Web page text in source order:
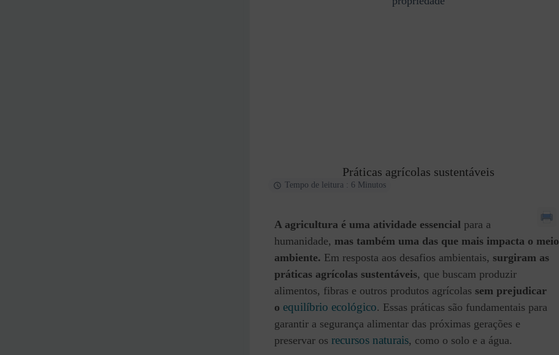
Práticas agrícolas sustentáveis
Tempo de leitura : 6 Minutos
A agricultura é uma atividade essencial para a
humanidade, mas também uma das que mais impacta o meio
ambiente. Em resposta aos desafios ambientais, surgiram as
práticas agrícolas sustentáveis, que buscam produzir
alimentos, fibras e outros produtos agrícolas sem prejudicar
o equilíbrio ecológico. Essas práticas são fundamentais para
garantir a segurança alimentar das próximas gerações e
preservar os recursos naturais, como o solo e a água.